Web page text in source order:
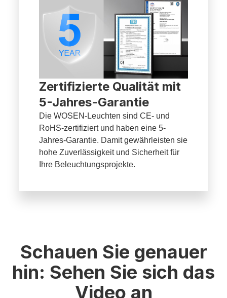
Zertifizierte Qualität mit
5-Jahres-Garantie
Die WOSEN-Leuchten sind CE- und
RoHS-zertifiziert und haben eine 5-
Jahres-Garantie. Damit gewährleisten sie
hohe Zuverlässigkeit und Sicherheit für
Ihre Beleuchtungsprojekte.
Schauen Sie genauer
hin: Sehen Sie sich das
Video an